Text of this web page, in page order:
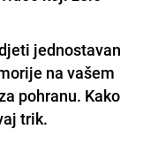
jednostavan
na vašem
pohranu. Kako
trik.